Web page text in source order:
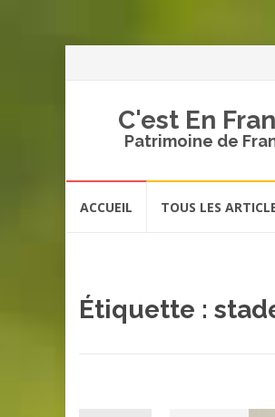
C'est En
Patrimoine de
ACCUEIL TOUS LES
Étiquette :